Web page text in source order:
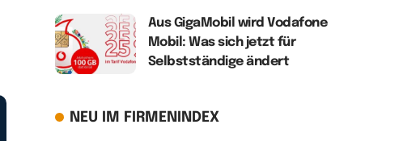
Aus GigaMobil wird Vodafone
Mobil: Was sich jetzt für
Selbstständige ändert
NEU IM FIRMENINDEX